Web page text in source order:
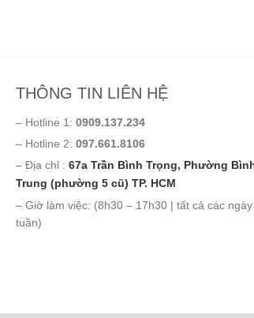
THÔNG TIN LIÊN HỆ
– Hotline 1: 0909.137.234
– Hotline 2: 097.661.8106
– Địa chỉ : 67a Trần Bình Trọng, Phường
Trung (phường 5 cũ) TP. HCM
– Giờ làm việc: (8h30 – 17h30 | tất cả các
tuần)